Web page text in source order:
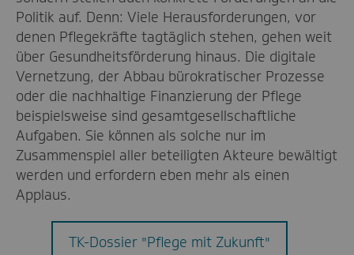
Politik auf. Denn: Viele Herausforderungen, vor
denen Pflegekräfte tagtäglich stehen, gehen weit
über Gesundheitsförderung hinaus. Die digitale
Vernetzung, der Abbau bürokratischer Prozesse
oder die nachhaltige Finanzierung der Pflege
beispielsweise sind gesamtgesellschaftliche
Aufgaben. Sie können als solche nur im
Zusammenspiel aller beteiligten Akteure bewältigt
werden und erfordern eben mehr als einen
Applaus.
TK-Dossier "Pflege mit Zukunft"